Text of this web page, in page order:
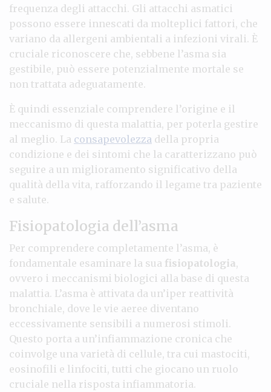
frequenza degli attacchi. Gli attacchi asmatici
possono essere innescati da molteplici fattori, che
variano da allergeni ambientali a infezioni virali. È
cruciale riconoscere che, sebbene l’asma sia
gestibile, può essere potenzialmente mortale se
non trattata adeguatamente.
È quindi essenziale comprendere l’origine e il
meccanismo di questa malattia, per poterla gestire
al meglio. La consapevolezza della propria
condizione e dei sintomi che la caratterizzano può
seguire a un miglioramento significativo della
qualità della vita, rafforzando il legame tra paziente
e salute.
Fisiopatologia dell’asma
Per comprendere completamente l’asma, è
fondamentale esaminare la sua fisiopatologia,
ovvero i meccanismi biologici alla base di questa
malattia. L’asma è attivata da un’iper reattività
bronchiale, dove le vie aeree diventano
eccessivamente sensibili a numerosi stimoli.
Questo porta a un’infiammazione cronica che
coinvolge una varietà di cellule, tra cui mastociti,
eosinofili e linfociti, tutti che giocano un ruolo
cruciale nella risposta infiammatoria.